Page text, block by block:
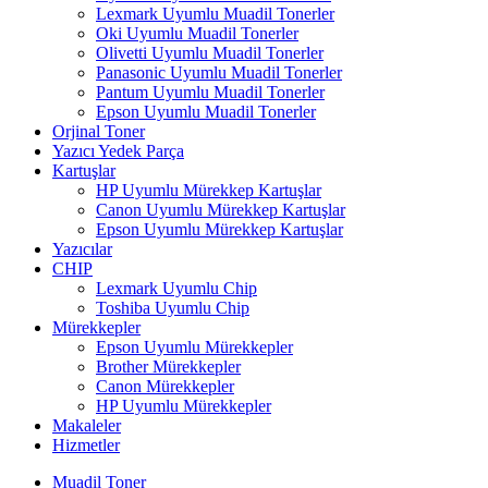
Lexmark Uyumlu Muadil Tonerler
Oki Uyumlu Muadil Tonerler
Olivetti Uyumlu Muadil Tonerler
Panasonic Uyumlu Muadil Tonerler
Pantum Uyumlu Muadil Tonerler
Epson Uyumlu Muadil Tonerler
Orjinal Toner
Yazıcı Yedek Parça
Kartuşlar
HP Uyumlu Mürekkep Kartuşlar
Canon Uyumlu Mürekkep Kartuşlar
Epson Uyumlu Mürekkep Kartuşlar
Yazıcılar
CHIP
Lexmark Uyumlu Chip
Toshiba Uyumlu Chip
Mürekkepler
Epson Uyumlu Mürekkepler
Brother Mürekkepler
Canon Mürekkepler
HP Uyumlu Mürekkepler
Makaleler
Hizmetler
Muadil Toner